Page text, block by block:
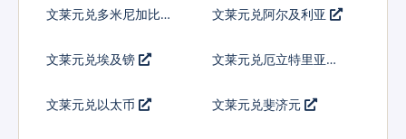
文莱元兑多米尼加比索 文莱元兑阿尔及利亚
文莱元兑埃及镑
文莱元兑厄立特里亚纳
文莱元兑以太币 文莱元兑斐济元